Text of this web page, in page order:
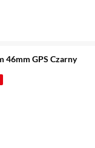
46mm GPS Czarny
zł